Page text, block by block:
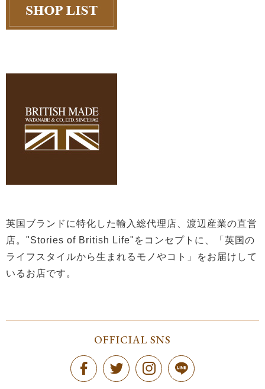
英国ブランドに特化した輸入総代理店、渡辺産業の直営
店。"Stories of British Life"をコンセプトに、「英国の
ライフスタイルから生まれるモノやコト」をお届けして
いるお店です。
OFFICIAL SNS